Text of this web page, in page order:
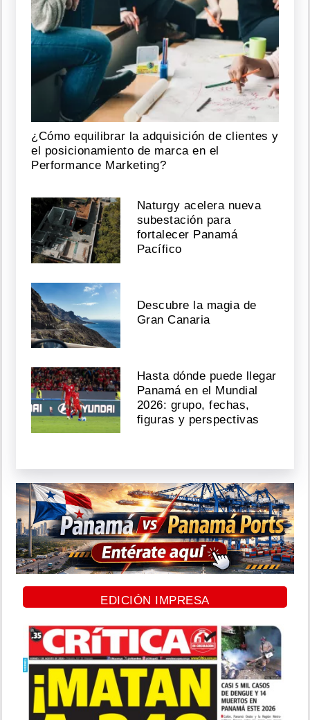
¿Cómo equilibrar la adquisición de clientes y
el posicionamiento de marca en el
Performance Marketing?
Naturgy acelera nueva
subestación para
fortalecer Panamá
Pacífico
Descubre la magia de
Gran Canaria
Hasta dónde puede llegar
Panamá en el Mundial
2026: grupo, fechas,
figuras y perspectivas
EDICIÓN IMPRESA